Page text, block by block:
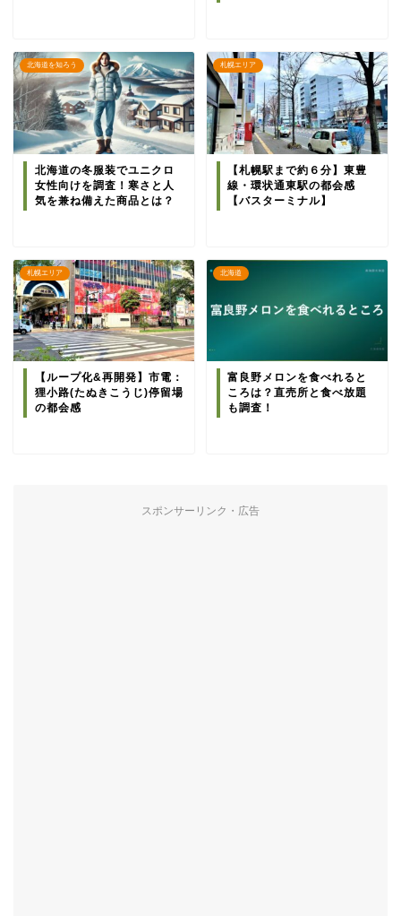
北海道を知ろう
北海道の冬服装でユニクロ
女性向けを調査！寒さと人
気を兼ね備えた商品とは？
札幌エリア
【札幌駅まで約６分】東豊
線・環状通東駅の都会感
【バスターミナル】
札幌エリア
【ループ化&再開発】市電：
狸小路(たぬきこうじ)停留場
の都会感
北海道
富良野メロンを食べれると
ころは？直売所と食べ放題
も調査！
スポンサーリンク・広告